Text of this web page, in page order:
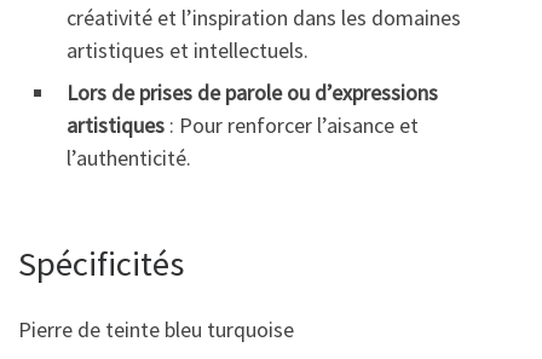
créativité et l’inspiration dans les domaines
artistiques et intellectuels.
Lors de prises de parole ou d’expressions
artistiques : Pour renforcer l’aisance et
l’authenticité.
Spécificités
Pierre de teinte bleu turquoise